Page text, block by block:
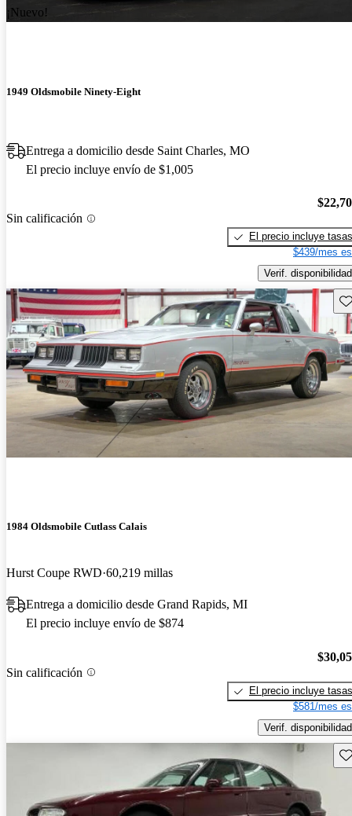
¡Nuevo!
1949 Oldsmobile Ninety-Eight
Entrega a domicilio desde Saint Charles, MO
El precio incluye envío de $1,005
Sin calificación
El precio incluye tasas
$439/mes
Verif. disponibilidad
1984 Oldsmobile Cutlass Calais
Hurst Coupe RWD 60,219 millas
Entrega a domicilio desde Grand Rapids, MI
El precio incluye envío de $874
Sin calificación
El precio incluye tasas
$581/mes
Verif. disponibilidad